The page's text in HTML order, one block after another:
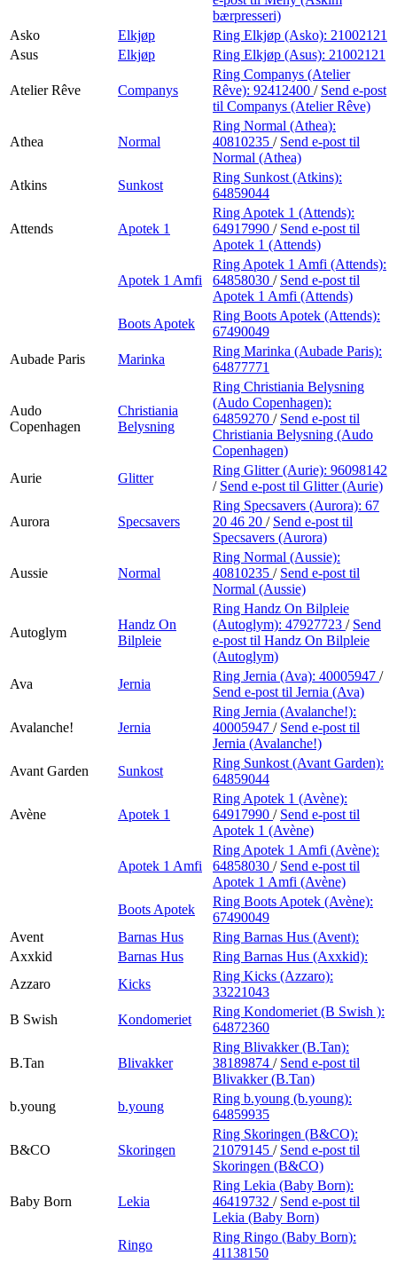
bærpresseri)
Asko
Elkjøp Ring Elkjøp (Asko): 21002121
Asus
Elkjøp Ring Elkjøp (Asus): 21002121
Atelier Rêve Companys
Ring Companys (Atelier
Rêve): 92412400 / Send e-post
til Companys (Atelier Rêve)
Athea Normal
Ring Normal (Athea):
40810235 / Send e-post til
Normal (Athea)
Atkins
Sunkost
Ring Sunkost (Atkins):
64859044
Attends Apotek 1
Ring Apotek 1 (Attends):
64917990 / Send e-post til
Apotek 1 (Attends)
Apotek 1 Amfi
Ring Apotek 1 Amfi (Attends):
64858030 / Send e-post til
Apotek 1 Amfi (Attends)
Boots Apotek
Ring Boots Apotek (Attends):
67490049
Aubade Paris
Marinka
Ring Marinka (Aubade Paris):
64877771
Audo
Copenhagen
Christiania
Belysning
Ring Christiania Belysning
(Audo Copenhagen):
64859270 / Send e-post til
Christiania Belysning (Audo
Copenhagen)
Aurie
Glitter
Ring Glitter (Aurie): 96098142
/ Send e-post til Glitter (Aurie)
Aurora Specsavers
Ring Specsavers (Aurora): 67
20 46 20 / Send e-post til
Specsavers (Aurora)
Aussie Normal
Ring Normal (Aussie):
40810235 / Send e-post til
Normal (Aussie)
Autoglym
Handz On
Bilpleie
Ring Handz On Bilpleie
(Autoglym): 47927723 / Send
e-post til Handz On Bilpleie
(Autoglym)
Ava
Jernia
Ring Jernia (Ava): 40005947 /
Send e-post til Jernia (Ava)
Avalanche! Jernia
Ring Jernia (Avalanche!):
40005947 / Send e-post til
Jernia (Avalanche!)
Avant Garden
Sunkost
Ring Sunkost (Avant Garden):
64859044
Avène Apotek 1
Ring Apotek 1 (Avène):
64917990 / Send e-post til
Apotek 1 (Avène)
Apotek 1 Amfi
Ring Apotek 1 Amfi (Avène):
64858030 / Send e-post til
Apotek 1 Amfi (Avène)
Boots Apotek
Ring Boots Apotek (Avène):
67490049
Avent
Barnas Hus
Ring Barnas Hus (Avent):
Axxkid
Barnas Hus
Ring Barnas Hus (Axxkid):
Azzaro
Kicks
Ring Kicks (Azzaro):
33221043
B Swish
Kondomeriet
Ring Kondomeriet (B Swish ):
64872360
B.Tan Blivakker
Ring Blivakker (B.Tan):
38189874 / Send e-post til
Blivakker (B.Tan)
b.young
b.young
Ring b.young (b.young):
64859935
B&CO Skoringen
Ring Skoringen (B&CO):
21079145 / Send e-post til
Skoringen (B&CO)
Baby Born Lekia
Ring Lekia (Baby Born):
46419732 / Send e-post til
Lekia (Baby Born)
Ringo
Ring Ringo (Baby Born):
41138150